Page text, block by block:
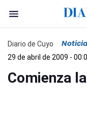
Diario de Cuyo
29 de abril de 2009 -
Comienza